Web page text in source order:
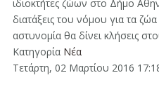
ιδιοκτήτες ζώων στο Δήμο
διατάξεις του νόμου για τα
αστυνομία θα δίνει κλήσεις
Κατηγορία Νέα
Τετάρτη, 02 Μαρτίου 2016